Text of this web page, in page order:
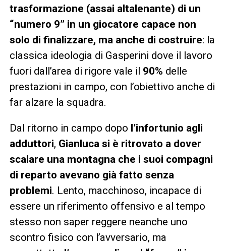
trasformazione (assai altalenante) di un
“numero 9” in un giocatore capace non
solo di finalizzare, ma anche di costruire: la
classica ideologia di Gasperini dove il lavoro
fuori dall’area di rigore vale il 90% delle
prestazioni in campo, con l’obiettivo anche di
far alzare la squadra.
Dal ritorno in campo dopo l’infortunio agli
adduttori, Gianluca si è ritrovato a dover
scalare una montagna che i suoi compagni
di reparto avevano già fatto senza
problemi. Lento, macchinoso, incapace di
essere un riferimento offensivo e al tempo
stesso non saper reggere neanche uno
scontro fisico con l’avversario, ma